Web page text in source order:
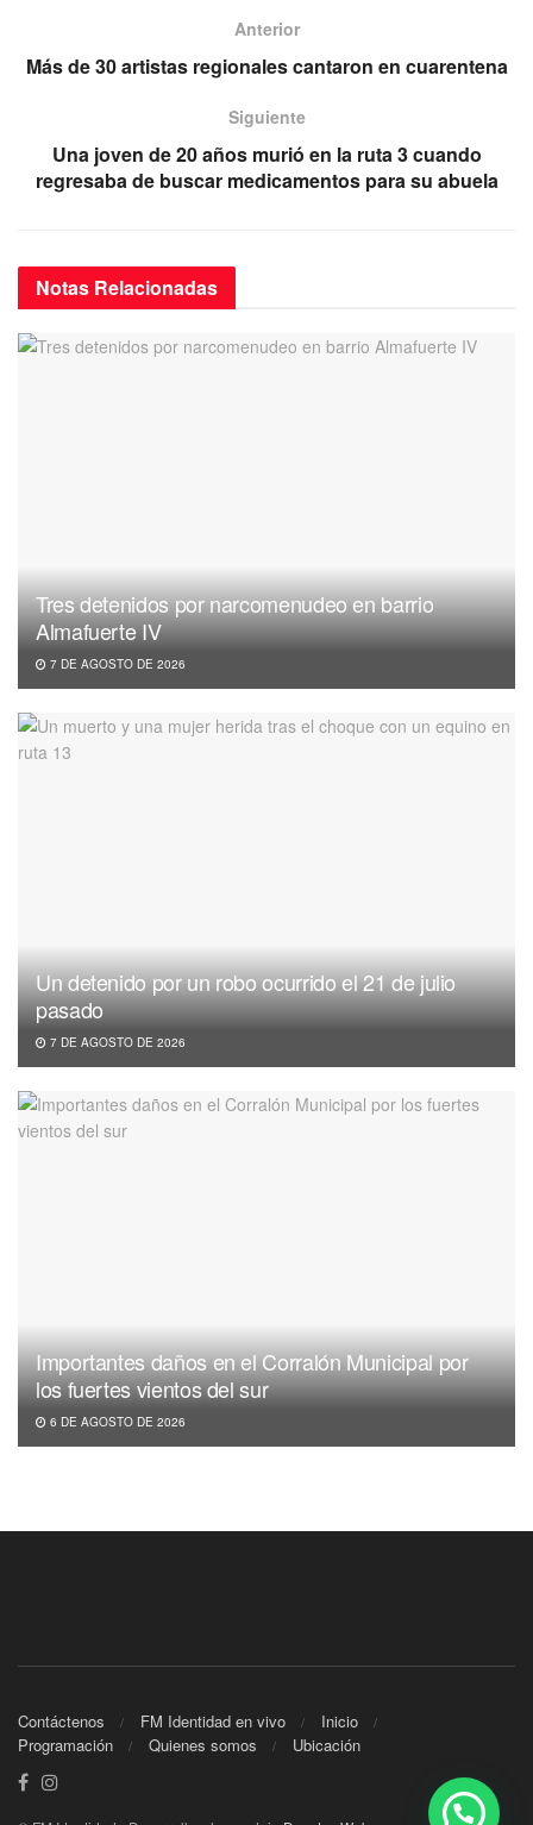
b
o
k
A
p
gr
a
m
Anterior
Más de 30 artistas regionales cantaron en cuarentena
Siguiente
Una joven de 20 años murió en la ruta 3 cuando
regresaba de buscar medicamentos para su abuela
Notas Relacionadas
Tres detenidos por narcomenudeo en barrio
Almafuerte IV
7 DE AGOSTO DE 2026
Un detenido por un robo ocurrido el 21 de julio
pasado
7 DE AGOSTO DE 2026
Importantes daños en el Corralón Municipal por
los fuertes vientos del sur
6 DE AGOSTO DE 2026
Contáctenos FM Identidad en vivo
Inicio
Programación
Quienes somos Ubicación